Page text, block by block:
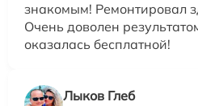
знакомым! Ремонтировал
Очень доволен
оказалась бесплатной!
Лыков Глеб